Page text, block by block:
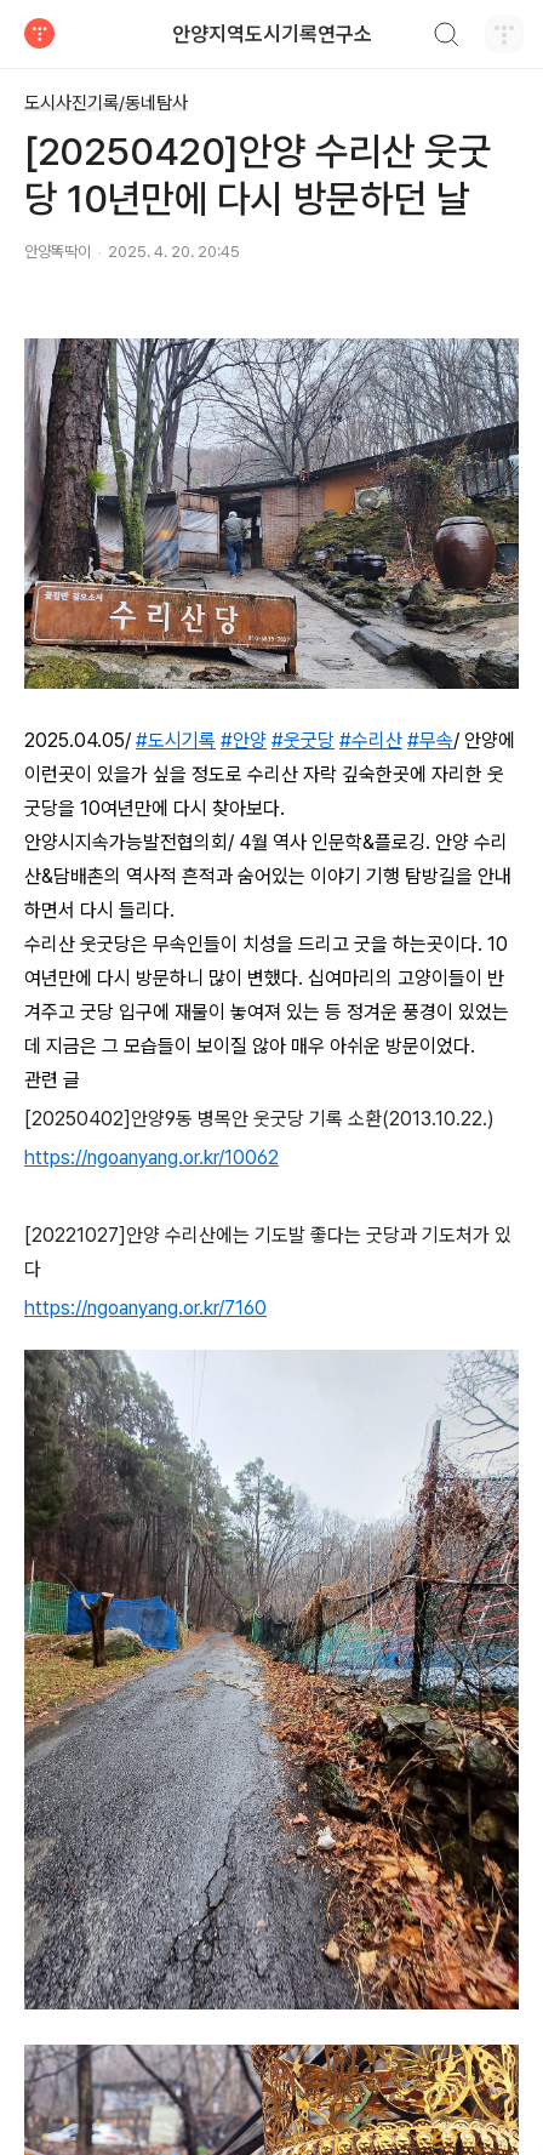
안양지역도시기록연구소
도시사진기록/동네탐사
[20250420]안양 수리산 웃굿
당 10년만에 다시 방문하던 날
안양똑딱이 2025. 4. 20. 20:45
2025.04.05/ #도시기록 #안양 #웃굿당 #수리산 #무속/ 안양에
이런곳이 있을가 싶을 정도로 수리산 자락 깊숙한곳에 자리한 웃
굿당을 10여년만에 다시 찾아보다.
안양시지속가능발전협의회/ 4월 역사 인문학&플로깅. 안양 수리
산&담배촌의 역사적 흔적과 숨어있는 이야기 기행 탐방길을 안내
하면서 다시 들리다.
수리산 웃굿당은 무속인들이 치성을 드리고 굿을 하는곳이다. 10
여년만에 다시 방문하니 많이 변했다. 십여마리의 고양이들이 반
겨주고 굿당 입구에 재물이 놓여져 있는 등 정겨운 풍경이 있었는
데 지금은 그 모습들이 보이질 않아 매우 아쉬운 방문이었다.
관련 글
[20250402]안양9동 병목안 웃굿당 기록 소환(2013.10.22.)
https://ngoanyang.or.kr/10062
[20221027]안양 수리산에는 기도발 좋다는 굿당과 기도처가 있
다
https://ngoanyang.or.kr/7160